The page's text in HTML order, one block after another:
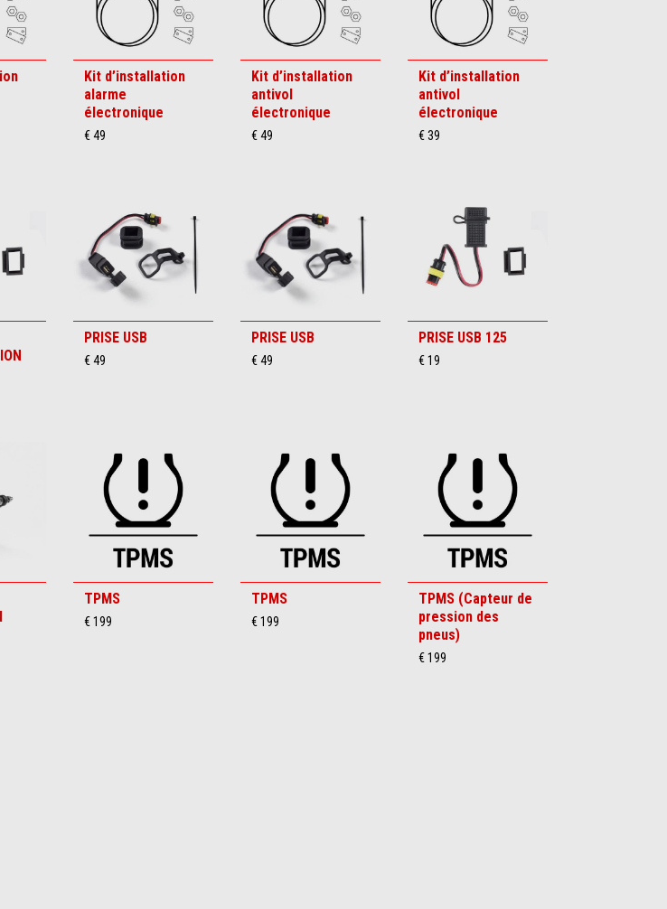
Kit d’installation
alarme
électronique
€ 49
Kit d’installation
antivol
électronique
€ 49
Kit d’installation
antivol
électronique
€ 39
PRISE USB
€ 49
PRISE USB
€ 49
PRISE USB 125
€ 19
TPMS
€ 199
TPMS
€ 199
TPMS (Capteur de
pression des
pneus)
€ 199